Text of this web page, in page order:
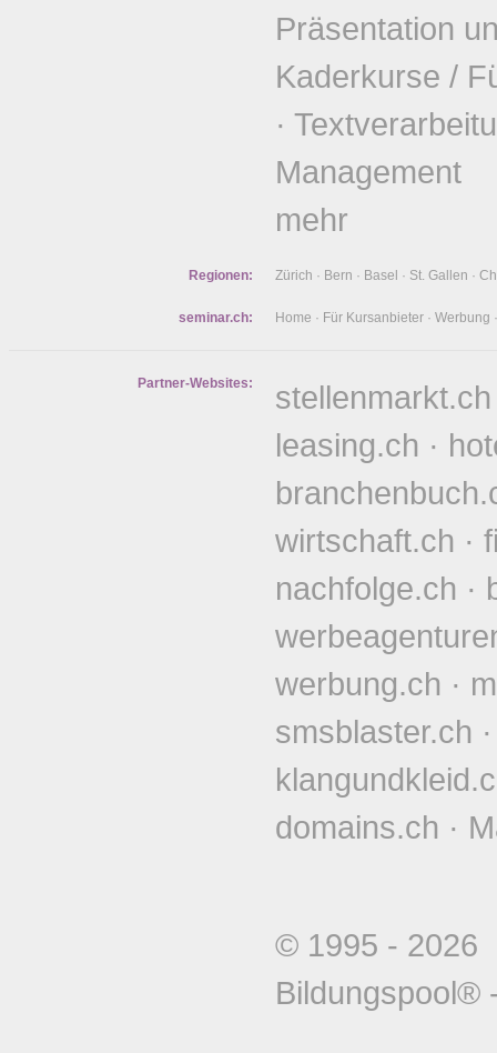
Präsentation
Kaderkurse /
·
Management
mehr
Regionen: Zürich · Bern · Basel · St. Gallen ·
seminar.ch: Home · Für Kursanbieter · Werbung
Partner-Websites: stellenmarkt.ch
leasing.ch ·
wirtschaft.ch ·
nachfolge.ch ·
werbung.ch ·
smsblaster.ch
domains.ch ·
© 1995 -
Bildungspool®